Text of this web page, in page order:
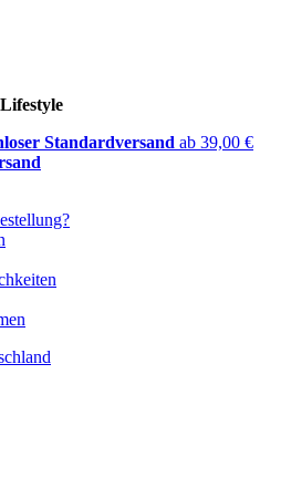
Standardversand ab 39,00 €